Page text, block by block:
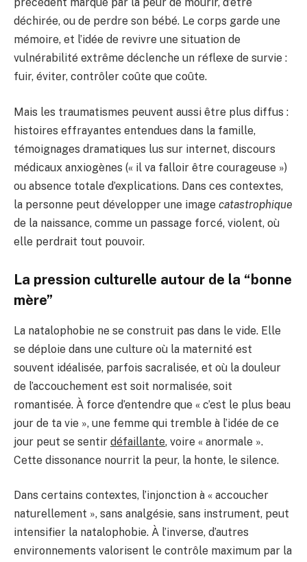
déchirée, ou de perdre son bébé. Le corps garde une
mémoire, et l’idée de revivre une situation de
vulnérabilité extrême déclenche un réflexe de survie :
fuir, éviter, contrôler coûte que coûte.
Mais les traumatismes peuvent aussi être plus diffus :
histoires effrayantes entendues dans la famille,
témoignages dramatiques lus sur internet, discours
médicaux anxiogènes (« il va falloir être courageuse »)
ou absence totale d’explications. Dans ces contextes,
la personne peut développer une image catastrophique
de la naissance, comme un passage forcé, violent, où
elle perdrait tout pouvoir.
La pression culturelle autour de la “bonne
mère”
La natalophobie ne se construit pas dans le vide. Elle
se déploie dans une culture où la maternité est
souvent idéalisée, parfois sacralisée, et où la douleur
de l’accouchement est soit normalisée, soit
romantisée. À force d’entendre que « c’est le plus beau
jour de ta vie », une femme qui tremble à l’idée de ce
jour peut se sentir défaillante, voire « anormale ».
Cette dissonance nourrit la peur, la honte, le silence.
Dans certains contextes, l’injonction à « accoucher
naturellement », sans analgésie, sans instrument, peut
intensifier la natalophobie. À l’inverse, d’autres
environnements valorisent le contrôle maximum par la